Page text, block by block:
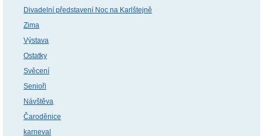
Divadelní představení Noc na Karlštejně
Zima
Výstava
Ostatky
Svěcení
Senioři
Návštěva
Čaroděnice
karneval